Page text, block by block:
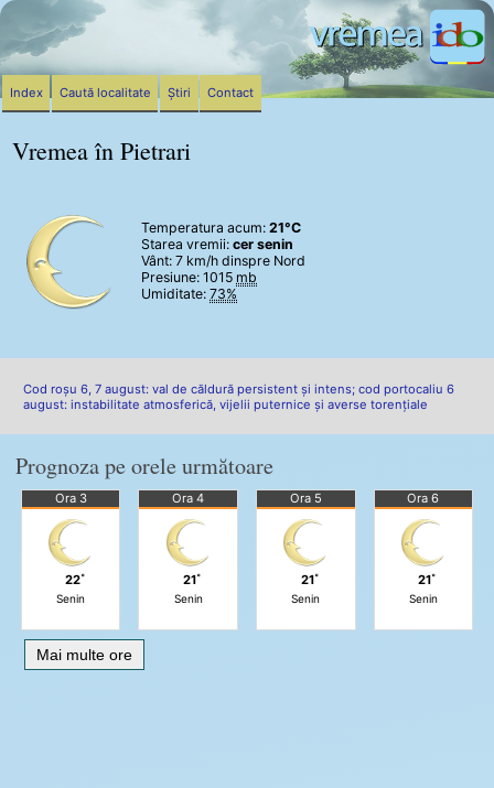
Vremea în Pietrari
Temperatura acum: 21°C
Starea vremii: cer senin
Vânt: 7 km/h dinspre Nord
Presiune: 1015 mb
Umiditate: 73%
Cod roșu 6, 7 august: val de căldură persistent și intens; cod portocaliu 6
august: instabilitate atmosferică, vijelii puternice și averse torențiale
Prognoza pe orele următoare
Ora 3
22˚
Senin
Ora 4
21˚
Senin
Ora 5
21˚
Senin
Ora 6
21˚
Senin
Mai multe ore
Index Caută localitate Știri Contact